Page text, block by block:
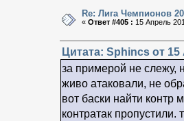
Re: Лига Чемпионов
«Ответ #405 : 15 Апрель
Цитата: Sphincs от
за примерой не слежу,
живо атаковали, не
вот баски найти контр
контратак